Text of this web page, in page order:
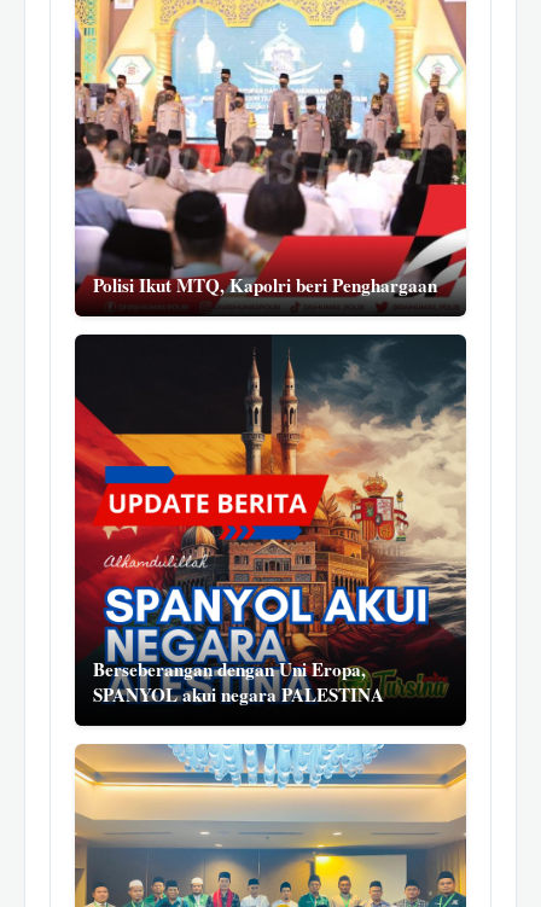
Polisi Ikut MTQ, Kapolri beri Penghargaan
Berseberangan dengan Uni Eropa,
SPANYOL akui negara PALESTINA